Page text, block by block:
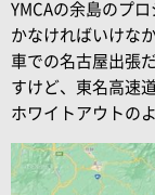
YMCAの余島のプ
かなければいけな
車での名古屋出張
すけど、東名高速
ホワイトアウトの